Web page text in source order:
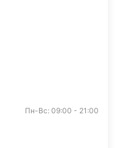
Пн-Вс: 09:00 - 21:00